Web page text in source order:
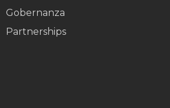
Gobernanza
Partnerships